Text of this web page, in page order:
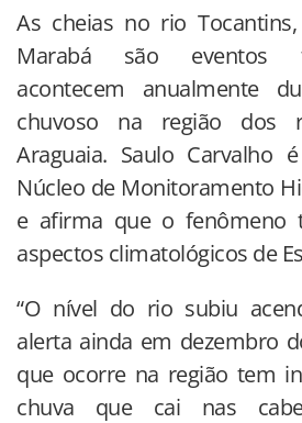
As cheias no rio
Marabá são eventos
acontecem anualmente
chuvoso na região dos
Araguaia. Saulo Carvalho
Núcleo de Monitoramento
e afirma que o fenômeno
aspectos climatológicos de
“O nível do rio subiu
alerta ainda em dezembro
que ocorre na região tem
chuva que cai nas